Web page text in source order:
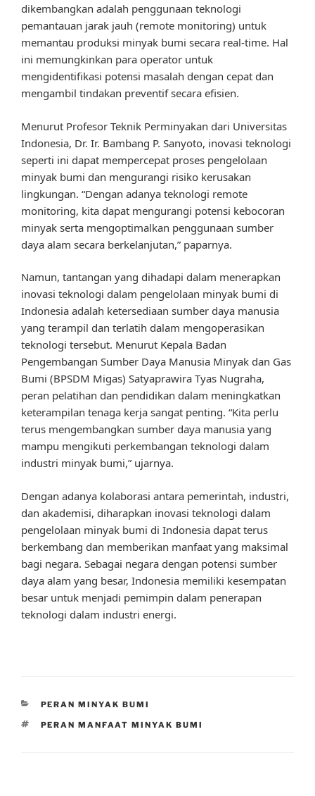
dikembangkan adalah penggunaan teknologi
pemantauan jarak jauh (remote monitoring) untuk
memantau produksi minyak bumi secara real-time. Hal
ini memungkinkan para operator untuk
mengidentifikasi potensi masalah dengan cepat dan
mengambil tindakan preventif secara efisien.
Menurut Profesor Teknik Perminyakan dari Universitas
Indonesia, Dr. Ir. Bambang P. Sanyoto, inovasi teknologi
seperti ini dapat mempercepat proses pengelolaan
minyak bumi dan mengurangi risiko kerusakan
lingkungan. “Dengan adanya teknologi remote
monitoring, kita dapat mengurangi potensi kebocoran
minyak serta mengoptimalkan penggunaan sumber
daya alam secara berkelanjutan,” paparnya.
Namun, tantangan yang dihadapi dalam menerapkan
inovasi teknologi dalam pengelolaan minyak bumi di
Indonesia adalah ketersediaan sumber daya manusia
yang terampil dan terlatih dalam mengoperasikan
teknologi tersebut. Menurut Kepala Badan
Pengembangan Sumber Daya Manusia Minyak dan Gas
Bumi (BPSDM Migas) Satyaprawira Tyas Nugraha,
peran pelatihan dan pendidikan dalam meningkatkan
keterampilan tenaga kerja sangat penting. “Kita perlu
terus mengembangkan sumber daya manusia yang
mampu mengikuti perkembangan teknologi dalam
industri minyak bumi,” ujarnya.
Dengan adanya kolaborasi antara pemerintah, industri,
dan akademisi, diharapkan inovasi teknologi dalam
pengelolaan minyak bumi di Indonesia dapat terus
berkembang dan memberikan manfaat yang maksimal
bagi negara. Sebagai negara dengan potensi sumber
daya alam yang besar, Indonesia memiliki kesempatan
besar untuk menjadi pemimpin dalam penerapan
teknologi dalam industri energi.
CATEGORIES
PERAN MINYAK BUMI
TAGS
PERAN MANFAAT MINYAK BUMI